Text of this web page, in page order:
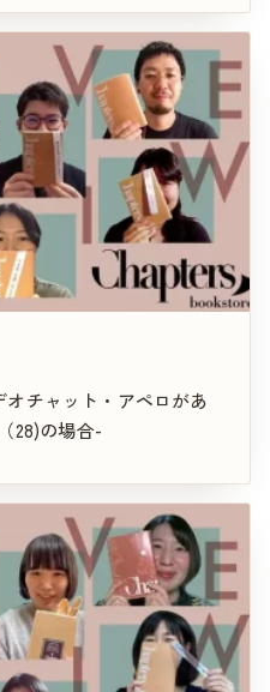
チャット・アペロがあ
28)の場合-